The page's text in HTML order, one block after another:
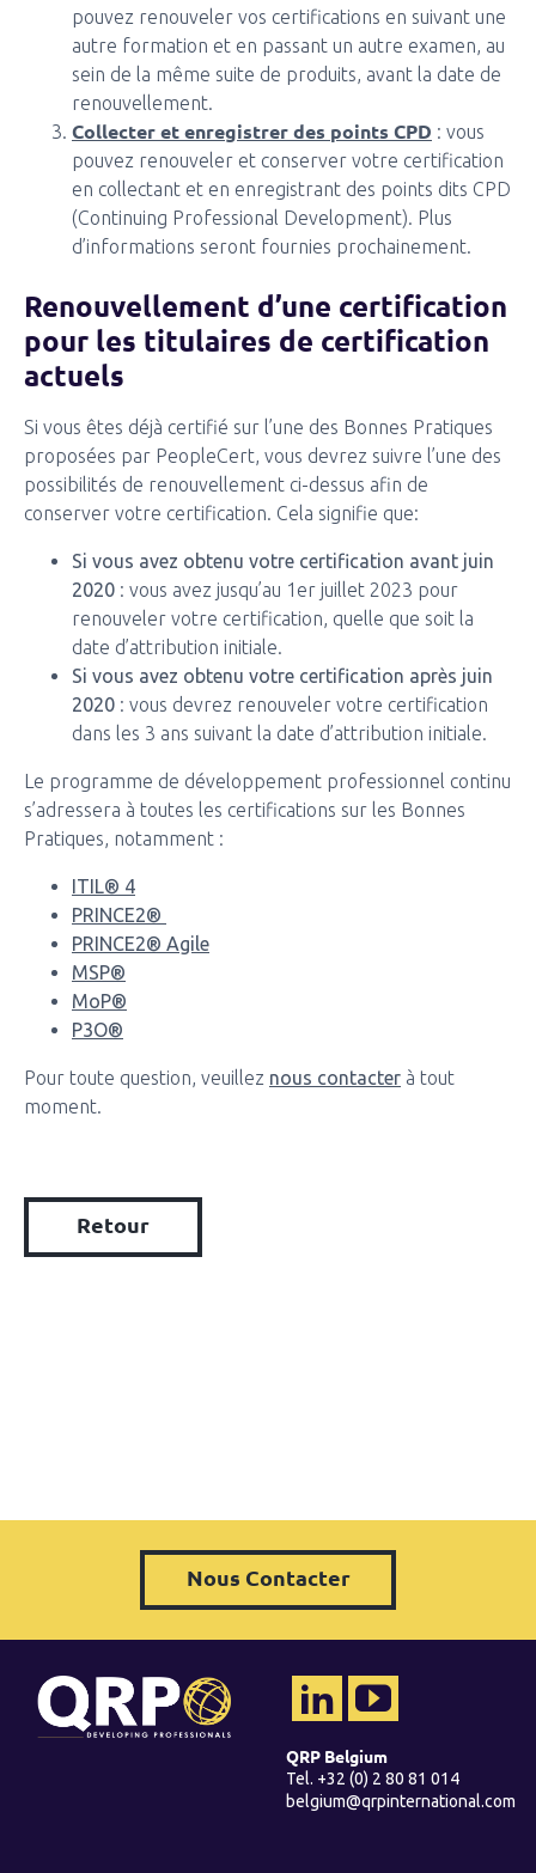
pouvez renouveler vos certifications en suivant une
autre formation et en passant un autre examen, au
sein de la même suite de produits, avant la date de
renouvellement.
Collecter et enregistrer des points CPD : vous
pouvez renouveler et conserver votre certification
en collectant et en enregistrant des points dits CPD
(Continuing Professional Development). Plus
d’informations seront fournies prochainement.
Renouvellement d’une certification
pour les titulaires de certification
actuels
Si vous êtes déjà certifié sur l’une des Bonnes Pratiques
proposées par PeopleCert, vous devrez suivre l’une des
possibilités de renouvellement ci-dessus afin de
conserver votre certification. Cela signifie que:
Si vous avez obtenu votre certification avant juin
2020 : vous avez jusqu’au 1er juillet 2023 pour
renouveler votre certification, quelle que soit la
date d’attribution initiale.
Si vous avez obtenu votre certification après juin
2020 : vous devrez renouveler votre certification
dans les 3 ans suivant la date d’attribution initiale.
Le programme de développement professionnel continu
s’adressera à toutes les certifications sur les Bonnes
Pratiques, notamment :
ITIL® 4
PRINCE2®
PRINCE2® Agile
MSP®
MoP®
P3O®
Pour toute question, veuillez nous contacter à tout
moment.
Retour
Nous Contacter
QRP Belgium
Tel. +32 (0) 2 80 81 014
belgium@qrpinternational.com